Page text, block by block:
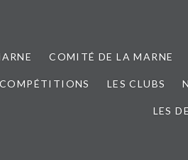
COMITÉ DE LA MARNE
LES CLUBS
LES